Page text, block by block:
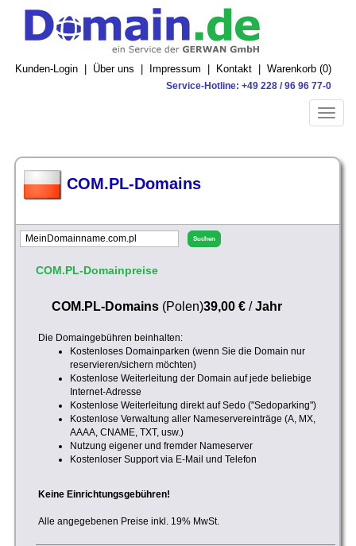
Kunden-Login Über uns Impressum Kontakt Warenkorb (0)
Service-Hotline: +49 228 / 96 96 77-0
Toggle
COM.PL-Domains
COM.PL-Domainpreise
COM.PL-Domains(Polen)39,00 €/Jahr
Die Domaingebühren beinhalten:
Kostenloses Domainparken (wenn Sie die Domain nur
reservieren/sichern möchten)
Kostenlose Weiterleitung der Domain auf jede beliebige
Internet-Adresse
Kostenlose Weiterleitung direkt auf Sedo ("Sedoparking")
Kostenlose Verwaltung aller Nameservereinträge (A, MX,
AAAA, CNAME, TXT, usw.)
Nutzung eigener und fremder Nameserver
Kostenloser Support via E-Mail und Telefon
Keine Einrichtungsgebühren!
Alle angegebenen Preise inkl. 19% MwSt.